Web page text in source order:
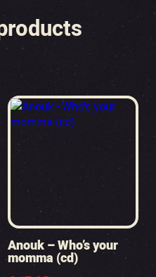
Anouk – Who’s your
momma (cd)